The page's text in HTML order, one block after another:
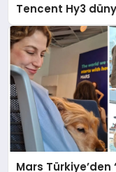
Tencent Hy3
Mars Türkiye’den